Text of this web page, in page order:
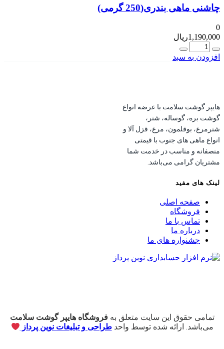
چاشنی ماهی بندری(250 گرمی)
1,190,000 ریال
تعداد
افزودن به سبد
هایپر گوشت سلامت با عرضه انواع
گوشت بره، گوساله، شتر،
شترمرغ، بوقلمون، مرغ، قزل آلا و
انواع ماهی های جنوب با قیمتی
منصفانه و مناسب در خدمت شما
مشتریان گرامی می‌باشد.
لینک های مفید
صفحه اصلی
فروشگاه
تماس با ما
درباره ما
جشنواره های ما
تمامی حقوق این سایت متعلق بهفروشگاه هایپر گوشت سلامت
می‌باشد. ارائه شده توسط واحدطراحی و تبلیغات نوین پرداز